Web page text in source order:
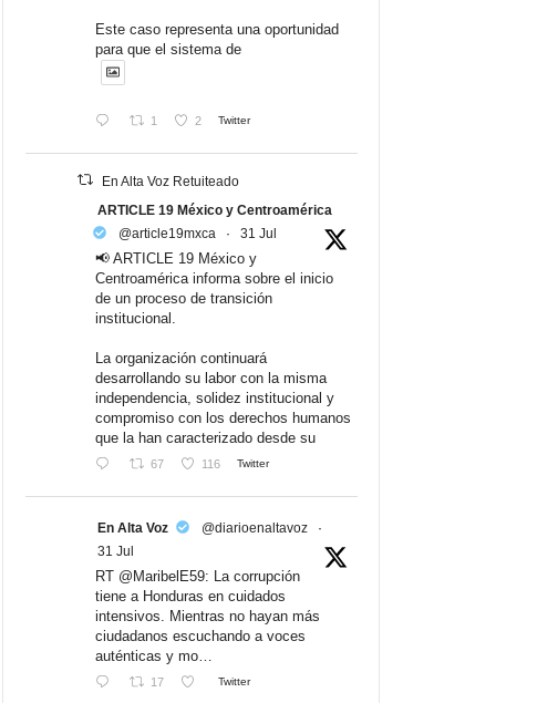
Este caso representa una oportunidad
para que el sistema de
1 2 Twitter
En Alta Voz Retuiteado
ARTICLE 19 México y Centroamérica
@article19mxca
· 31 Jul
📢 ARTICLE 19 México y
Centroamérica informa sobre el inicio
de un proceso de transición
institucional.
La organización continuará
desarrollando su labor con la misma
independencia, solidez institucional y
compromiso con los derechos humanos
que la han caracterizado desde su
67 116 Twitter
En Alta Voz @diarioenaltavoz
·
31 Jul
RT @MaribelE59: La corrupción
tiene a Honduras en cuidados
intensivos. Mientras no hayan más
ciudadanos escuchando a voces
auténticas y mo…
17 Twitter